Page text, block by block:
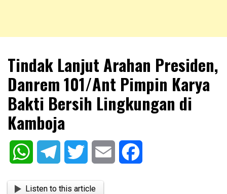
NKRIPOST
Tindak Lanjut Arahan Presiden,
Danrem 101/Ant Pimpin Karya
Bakti Bersih Lingkungan di
Kamboja
WhatsAppTelegram Twitter Email
Listen to this article